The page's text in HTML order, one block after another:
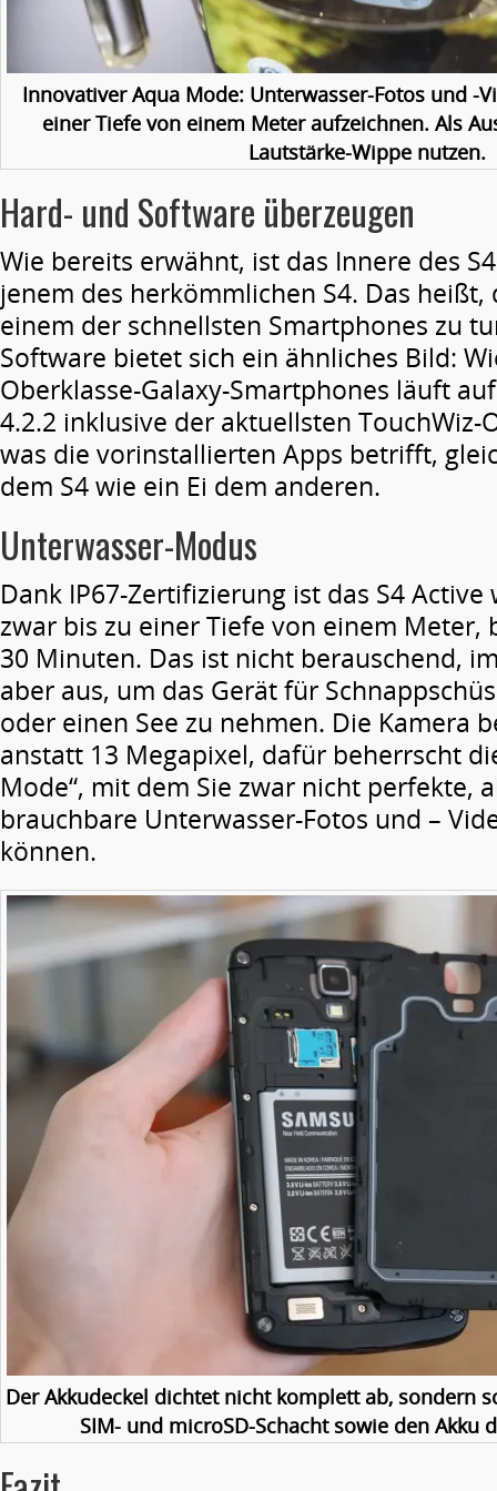
Innovativer Aqua Mode: Unterwasser-Fotos und -
einer Tiefe von einem Meter aufzeichnen. Als
Lautstärke-Wippe nutzen.
Hard- und Software überzeugen
Wie bereits erwähnt, ist das Innere des
jenem des herkömmlichen S4. Das heißt,
einem der schnellsten Smartphones zu
Software bietet sich ein ähnliches Bild:
Oberklasse-Galaxy-Smartphones läuft
4.2.2 inklusive der aktuellsten TouchWiz-
was die vorinstallierten Apps betrifft,
dem S4 wie ein Ei dem anderen.
Unterwasser-Modus
Dank IP67-Zertifizierung ist das S4
zwar bis zu einer Tiefe von einem Meter,
30 Minuten. Das ist nicht berauschend,
aber aus, um das Gerät für
oder einen See zu nehmen. Die Kamera
anstatt 13 Megapixel, dafür beherrscht
Mode“, mit dem Sie zwar nicht perfekte,
brauchbare Unterwasser-Fotos und –
können.
Der Akkudeckel dichtet nicht komplett ab, sondern
SIM- und microSD-Schacht sowie den Akku